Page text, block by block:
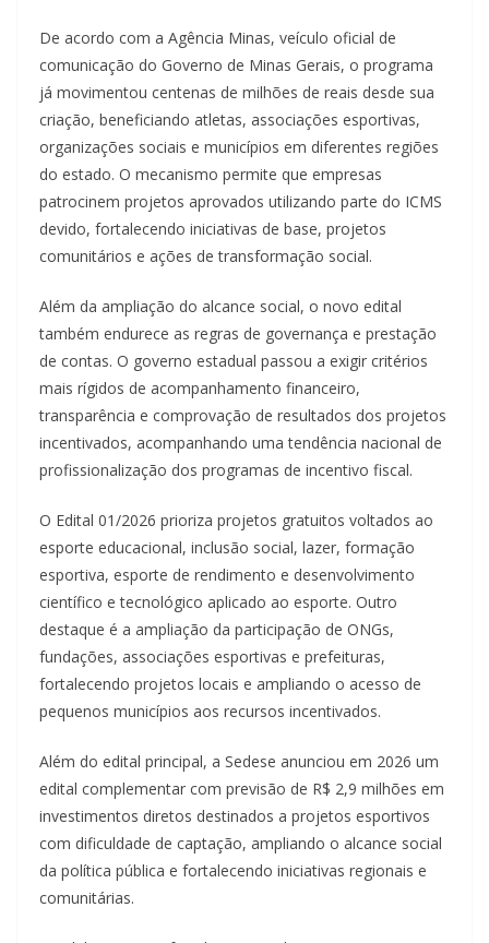
De acordo com a Agência Minas, veículo oficial de
comunicação do Governo de Minas Gerais, o programa
já movimentou centenas de milhões de reais desde sua
criação, beneficiando atletas, associações esportivas,
organizações sociais e municípios em diferentes regiões
do estado. O mecanismo permite que empresas
patrocinem projetos aprovados utilizando parte do ICMS
devido, fortalecendo iniciativas de base, projetos
comunitários e ações de transformação social.
Além da ampliação do alcance social, o novo edital
também endurece as regras de governança e prestação
de contas. O governo estadual passou a exigir critérios
mais rígidos de acompanhamento financeiro,
transparência e comprovação de resultados dos projetos
incentivados, acompanhando uma tendência nacional de
profissionalização dos programas de incentivo fiscal.
O Edital 01/2026 prioriza projetos gratuitos voltados ao
esporte educacional, inclusão social, lazer, formação
esportiva, esporte de rendimento e desenvolvimento
científico e tecnológico aplicado ao esporte. Outro
destaque é a ampliação da participação de ONGs,
fundações, associações esportivas e prefeituras,
fortalecendo projetos locais e ampliando o acesso de
pequenos municípios aos recursos incentivados.
Além do edital principal, a Sedese anunciou em 2026 um
edital complementar com previsão de R$ 2,9 milhões em
investimentos diretos destinados a projetos esportivos
com dificuldade de captação, ampliando o alcance social
da política pública e fortalecendo iniciativas regionais e
comunitárias.